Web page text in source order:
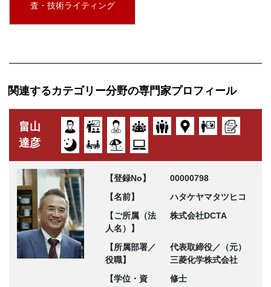
査・技術ライティング
関連するカテゴリー分野の専門家プロフィール
畠山
達彦
【登録No】
00000798
【名前】
ハタケヤマタツヒコ
【ご所属（法
人名）】
株式会社DCTA
【所属部署／
役職】
代表取締役／（元）
三菱化学株式会社
【学位・資
修士